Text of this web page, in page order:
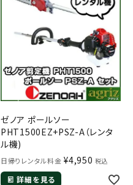
ゼノア ポールソー
PHT1500EZ+PSZ-A（レンタ
ル機)
日帰りレンタル料金 ¥4,950 税込
詳細を見る